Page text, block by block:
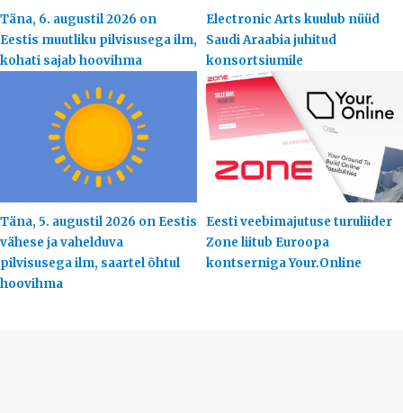
Täna, 6. augustil 2026 on
Eestis muutliku pilvisusega ilm,
kohati sajab hoovihma
Electronic Arts kuulub nüüd
Saudi Araabia juhitud
konsortsiumile
Täna, 5. augustil 2026 on Eestis
vähese ja vahelduva
pilvisusega ilm, saartel õhtul
hoovihma
Eesti veebimajutuse turuliider
Zone liitub Euroopa
kontserniga Your.Online